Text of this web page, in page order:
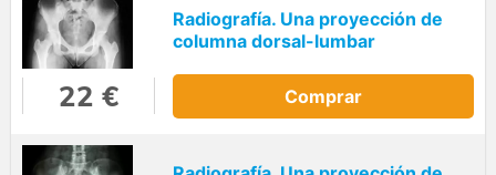
Radiografía. Una proyección de
columna dorsal-lumbar
22 € Comprar